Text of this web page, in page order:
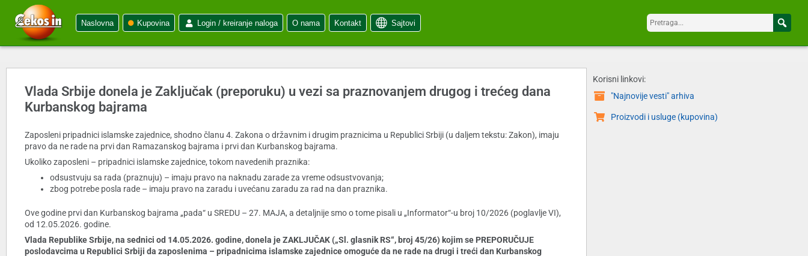
Naslovna Kupovina Login / kreiranje naloga O nama Kontakt Sajtovi
Vlada Srbije donela je Zaključak (preporuku) u vezi sa praznovanjem drugog i trećeg dana
Kurbanskog bajrama
Zaposleni pripadnici islamske zajednice, shodno članu 4. Zakona o državnim i drugim praznicima u Republici Srbiji (u daljem tekstu: Zakon), imaju
pravo da ne rade na prvi dan Ramazanskog bajrama i prvi dan Kurbanskog bajrama.
Ukoliko zaposleni – pripadnici islamske zajednice, tokom navedenih praznika:
odsustvuju sa rada (praznuju) – imaju pravo na naknadu zarade za vreme odsustvovanja;
zbog potrebe posla rade – imaju pravo na zaradu i uvećanu zaradu za rad na dan praznika.
Ove godine prvi dan Kurbanskog bajrama „pada“ u SREDU – 27. MAJA, a detaljnije smo o tome pisali u „Informator“-u broj 10/2026 (poglavlje VI),
od 12.05.2026. godine.
Vlada Republike Srbije, na sednici od 14.05.2026. godine, donela je ZAKLJUČAK („Sl. glasnik RS“, broj 45/26) kojim se PREPORUČUJE
poslodavcima u Republici Srbiji da zaposlenima – pripadnicima islamske zajednice omoguće da ne rade na drugi i treći dan Kurbanskog
Korisni linkovi:
"Najnovije vesti" arhiva
Proizvodi i usluge (kupovina)